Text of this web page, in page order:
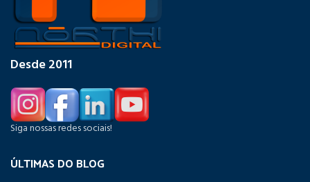
Desde 2011
Siga nossas redes sociais!
ÚLTIMAS DO BLOG